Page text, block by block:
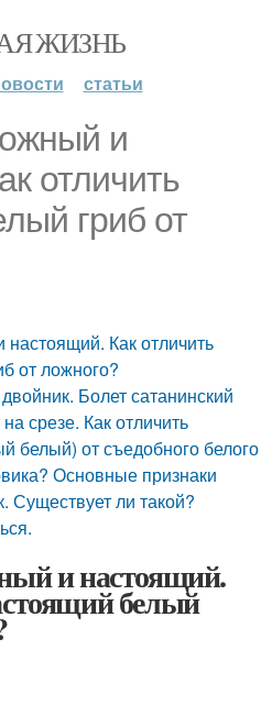
ЖИЗНЬ
статьи
и
отличить
гриб от
Как отличить
от ложного?
Болет сатанинский
срезе. Как отличить
белый) от съедобного белого
Основные признаки
ли такой?
и настоящий.
белый